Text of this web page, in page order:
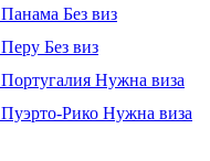
Панама Без виз
Перу Без виз
Португалия Нужна виза
Пуэрто-Рико Нужна виза